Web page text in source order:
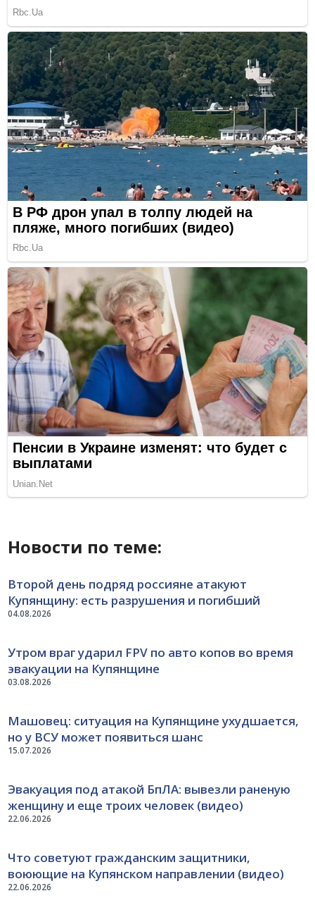
Новости по теме:
04.08.2026
Второй день подряд россияне атакуют
Купянщину: есть разрушения и погибший
03.08.2026
Утром враг ударил FPV по авто копов во время
эвакуации на Купянщине
15.07.2026
Машовец: ситуация на Купянщине ухудшается,
но у ВСУ может появиться шанс
22.06.2026
Эвакуация под атакой БпЛА: вывезли раненую
женщину и еще троих человек (видео)
22.06.2026
Что советуют гражданским защитники,
воюющие на Купянском направлении (видео)